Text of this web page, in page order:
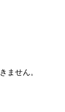
ません。